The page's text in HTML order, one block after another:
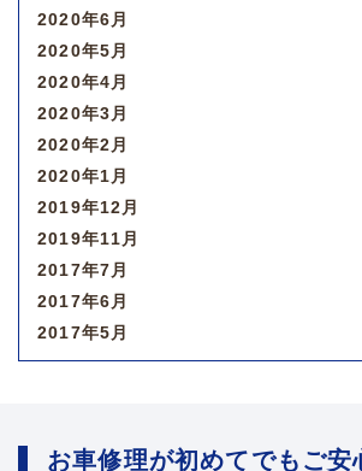
2020年6月
2020年5月
2020年4月
2020年3月
2020年2月
2020年1月
2019年12月
2019年11月
2017年7月
2017年6月
2017年5月
お車修理が初めてでもご安